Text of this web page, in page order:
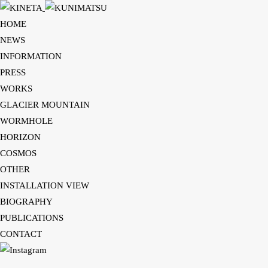
HOME
NEWS
INFORMATION
PRESS
WORKS
GLACIER MOUNTAIN
WORMHOLE
HORIZON
COSMOS
OTHER
INSTALLATION VIEW
BIOGRAPHY
PUBLICATIONS
CONTACT
HOME
NEWS
INFORMATION
PRESS
WORKS
GLACIER MOUNTAIN
WORMHOLE
HORIZON
COSMOS
OTHER
INSTALLATION VIEW
BIOGRAPHY
PUBLICATIONS
CONTACT